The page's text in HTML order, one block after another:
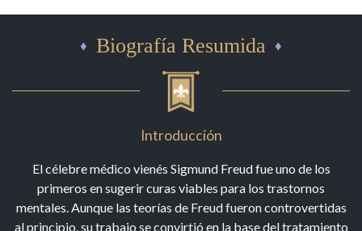
Biografía Resumida
Introducción
El célebre médico vienés Sigmund Freud fue uno de los
primeros en sugerir curas viables para los trastornos
mentales. Aunque las teorías de Freud fueron controvertidas
al principio, su trabajo se convirtió en la base del tratamiento